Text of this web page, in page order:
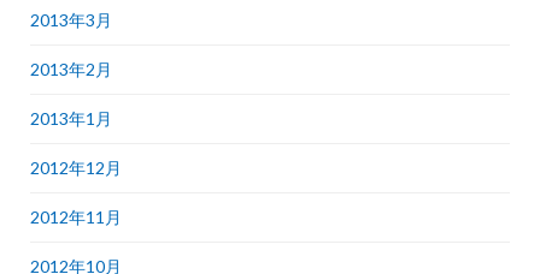
2013年3月
2013年2月
2013年1月
2012年12月
2012年11月
2012年10月